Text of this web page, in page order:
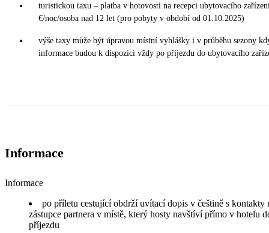
turistickou taxu – platba v hotovosti na recepci ubytovacího
€/noc/osoba nad 12 let (pro pobyty v období od 01.10.2025)
výše taxy může být úpravou místní vyhlášky i v průběhu sezony
informace budou k dispozici vždy po příjezdu do ubytovacího
Informace
Informace
po příletu cestující obdrží uvítací dopis v češtině s kontakty
zástupce partnera v místě, který hosty navštíví přímo v hotelu
příjezdu